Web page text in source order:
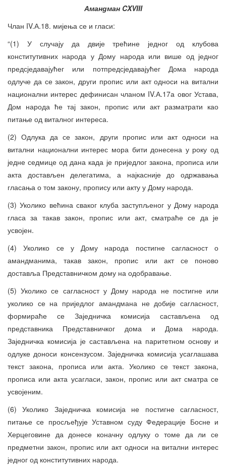
Амандман CXVIII
Члан IV.А.18. мијења се и гласи:
“(1) У случају да двије трећине једног од клубова
конститутивних народа у Дому народа или више од једног
предсједавајућег или потпредсједавајућег Дома народа
одлуче да се закон, други пропис или акт односи на витални
национални интерес дефинисан чланом IV.А.17а овог Устава,
Дом народа ће тај закон, пропис или акт разматрати као
питање од виталног интереса.
(2) Одлука да се закон, други пропис или акт односи на
витални национални интерес мора бити донесена у року од
једне седмице од дана када је приједлог закона, прописа или
акта достављен делегатима, а најкасније до одржавања
гласања о том закону, пропису или акту у Дому народа.
(3) Уколико већина сваког клуба заступљеног у Дому народа
гласа за такав закон, пропис или акт, сматраће се да је
усвојен.
(4) Уколико се у Дому народа постигне сагласност о
амандманима, такав закон, пропис или акт се поново
доставља Представничком дому на одобравање.
(5) Уколико се сагласност у Дому народа не постигне или
уколико се на приједлог амандмана не добије сагласност,
формираће се Заједничка комисија састављена од
представника Представничког дома и Дома народа.
Заједничка комисија је састављена на паритетном основу и
одлуке доноси консензусом. Заједничка комисија усаглашава
текст закона, прописа или акта. Уколико се текст закона,
прописа или акта усагласи, закон, пропис или акт сматра се
усвојеним.
(6) Уколико Заједничка комисија не постигне сагласност,
питање се просљеђује Уставном суду Федерације Босне и
Херцеговине да донесе коначну одлуку о томе да ли се
предметни закон, пропис или акт односи на витални интерес
једног од конститутивних народа.